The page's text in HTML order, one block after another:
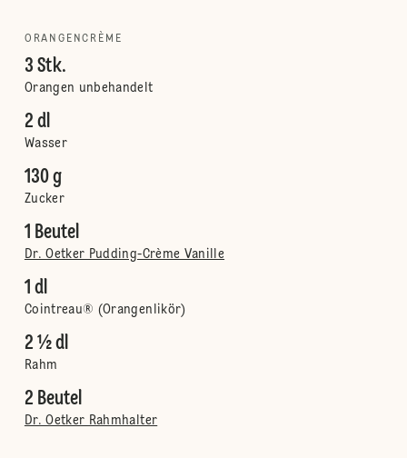
ORANGENCRÈME
3 Stk.
Orangen unbehandelt
2 dl
Wasser
130 g
Zucker
1 Beutel
Dr. Oetker Pudding-Crème Vanille
1 dl
Cointreau® (Orangenlikör)
2 ½ dl
Rahm
2 Beutel
Dr. Oetker Rahmhalter